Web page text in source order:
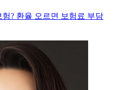
? 환율 오르면 보험료 부담